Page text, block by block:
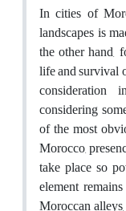
In cities of
landscapes is
the other hand,
life and survival
considering
of the most
Morocco,
take place so
element
Moroccan